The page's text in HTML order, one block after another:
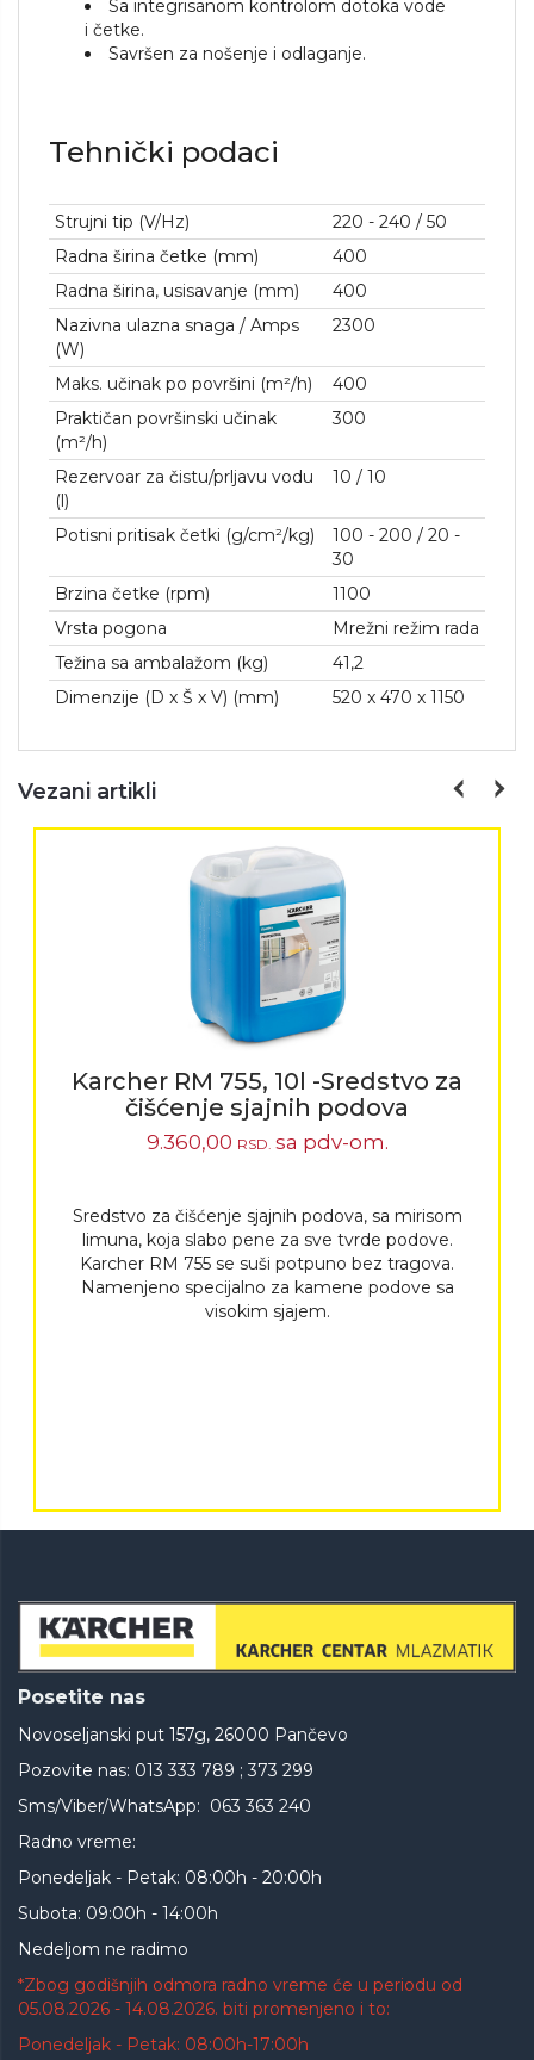
Sa integrisanom kontrolom dotoka vode
i četke.
Savršen za nošenje i odlaganje.
Tehnički podaci
Strujni tip (V/Hz)
220 - 240 / 50
Radna širina četke (mm)
400
Radna širina, usisavanje (mm)
400
Nazivna ulazna snaga / Amps
(W)
2300
Maks. učinak po površini (m²/h)
400
Praktičan površinski učinak
(m²/h)
300
Rezervoar za čistu/prljavu vodu
(l)
10 / 10
Potisni pritisak četki (g/cm²/kg)
100 - 200 / 20 -
30
Brzina četke (rpm)
1100
Vrsta pogona
Mrežni režim rada
Težina sa ambalažom (kg)
41,2
Dimenzije (D x Š x V) (mm)
520 x 470 x 1150
Vezani artikli
Karcher RM 755, 10l -Sredstvo za
čišćenje sjajnih podova
9.360,00 RSD. sa pdv-om.
Sredstvo za čišćenje sjajnih podova, sa mirisom
limuna, koja slabo pene za sve tvrde podove.
Karcher RM 755 se suši potpuno bez tragova.
Namenjeno specijalno za kamene podove sa
visokim sjajem.
Posetite nas
Novoseljanski put 157g, 26000 Pančevo
Pozovite nas: 013 333 789 ; 373 299
Sms/Viber/WhatsApp: 063 363 240
Radno vreme:
Ponedeljak - Petak: 08:00h - 20:00h
Subota: 09:00h - 14:00h
Nedeljom ne radimo
*Zbog godišnjih odmora radno vreme će u periodu od
05.08.2026 - 14.08.2026. biti promenjeno i to:
Ponedeljak - Petak: 08:00h-17:00h